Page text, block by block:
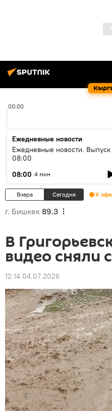
00:00
Ежедневные новости
Ежедневные новости. Выпуск
08:00
08:00 4 мин
Вчера Сегодня К
г. Бишкек 89.3
В
видео сняли
12:14 04.07.2026